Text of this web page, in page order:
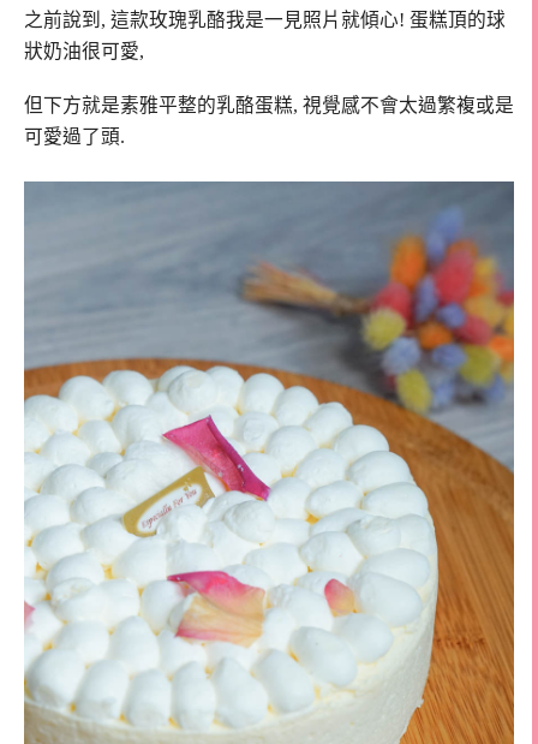
之前說到, 這款玫瑰乳酪我是一見照片就傾心! 蛋糕頂的球
狀奶油很可愛,
但下方就是素雅平整的乳酪蛋糕, 視覺感不會太過繁複或是
可愛過了頭.